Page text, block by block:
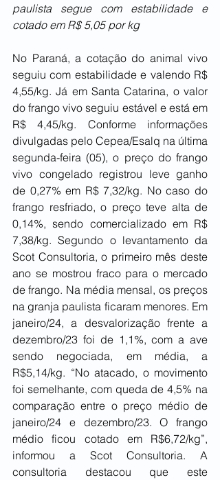
paulista segue com estabilidade e
cotado em R$ 5,05 por kg
No Paraná, a cotação do animal vivo
seguiu com estabilidade e valendo R$
4,55/kg. Já em Santa Catarina, o valor
do frango vivo seguiu estável e está em
R$ 4,45/kg. Conforme informações
divulgadas pelo Cepea/Esalq na última
segunda-feira (05), o preço do frango
vivo congelado registrou leve ganho
de 0,27% em R$ 7,32/kg. No caso do
frango resfriado, o preço teve alta de
0,14%, sendo comercializado em R$
7,38/kg. Segundo o levantamento da
Scot Consultoria, o primeiro mês deste
ano se mostrou fraco para o mercado
de frango. Na média mensal, os preços
na granja paulista ficaram menores. Em
janeiro/24, a desvalorização frente a
dezembro/23 foi de 1,1%, com a ave
sendo negociada, em média, a
R$5,14/kg. “No atacado, o movimento
foi semelhante, com queda de 4,5% na
comparação entre o preço médio de
janeiro/24 e dezembro/23. O frango
médio ficou cotado em R$6,72/kg”,
informou a Scot Consultoria. A
consultoria destacou que este